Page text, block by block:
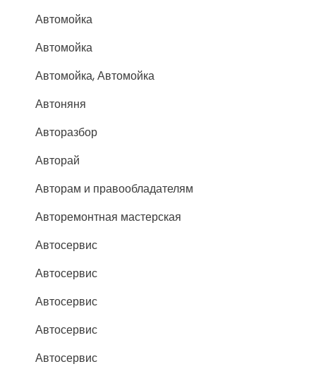
Автомойка
Автомойка
Автомойка, Автомойка
Автоняня
Авторазбор
Авторай
Авторам и правообладателям
Авторемонтная мастерская
Автосервис
Автосервис
Автосервис
Автосервис
Автосервис